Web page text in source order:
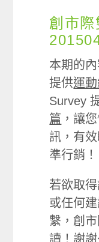
創市際
本期的
提供運
Survey
篇 ，讓
訊，有
準行銷！
若欲取
或任何
繫，創
讀！謝